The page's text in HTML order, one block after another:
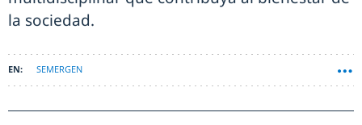
la sociedad.
SEMERGEN